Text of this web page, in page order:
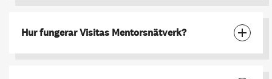
Hur fungerar Visitas Mentorsnätverk?